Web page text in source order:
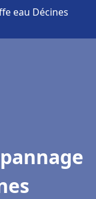
eau Décines